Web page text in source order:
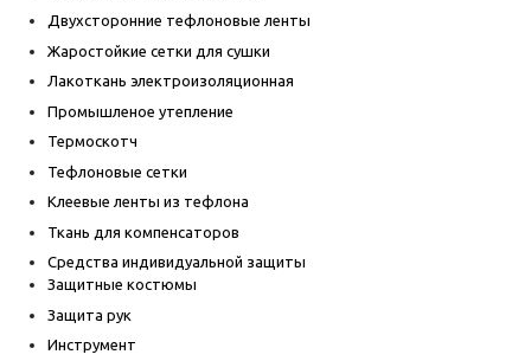
Двухсторонние тефлоновые ленты
Жаростойкие сетки для сушки
Лакоткань электроизоляционная
Промышленое утепление
Термоскотч
Тефлоновые сетки
Клеевые ленты из тефлона
Ткань для компенсаторов
Средства индивидуальной защиты
Защитные костюмы
Защита рук
Инструмент